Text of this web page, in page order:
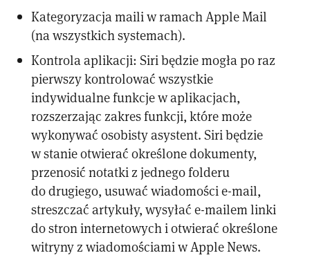
Kategoryzacja maili w ramach Apple Mail
(na wszystkich systemach).
Kontrola aplikacji: Siri będzie mogła po raz
pierwszy kontrolować wszystkie
indywidualne funkcje w aplikacjach,
rozszerzając zakres funkcji, które może
wykonywać osobisty asystent. Siri będzie
w stanie otwierać określone dokumenty,
przenosić notatki z jednego folderu
do drugiego, usuwać wiadomości e-mail,
streszczać artykuły, wysyłać e-mailem linki
do stron internetowych i otwierać określone
witryny z wiadomościami w Apple News.